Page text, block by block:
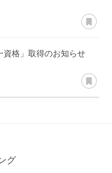
資格」取得のお知らせ
グ